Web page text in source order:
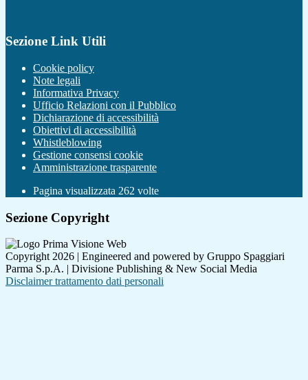
Sezione Link Utili
Cookie policy
Note legali
Informativa Privacy
Ufficio Relazioni con il Pubblico
Dichiarazione di accessibilità
Obiettivi di accessibilità
Whistleblowing
Gestione consensi cookie
Amministrazione trasparente
Pagina visualizzata 262 volte
Sezione Copyright
Copyright 2026 | Engineered and powered by Gruppo Spaggiari
Parma S.p.A. | Divisione Publishing & New Social Media
Disclaimer trattamento dati personali